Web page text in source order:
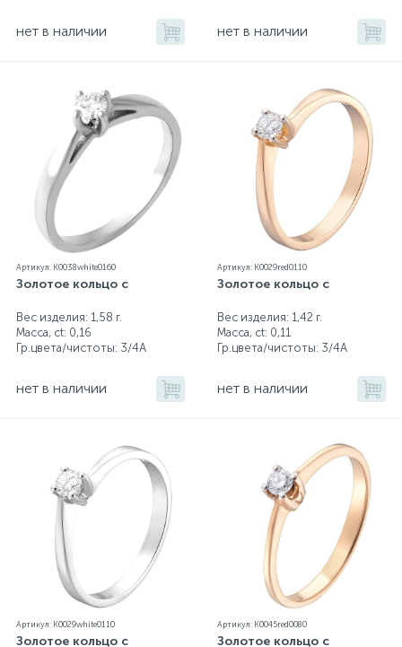
нет в наличии нет в наличии
Артикул: K0038white0160
Золотое кольцо с
Вес изделия: 1,58 г.
Масса, ct: 0,16
Гр.цвета/чистоты: 3/4А
нет в наличии
Артикул: K0029red0110
Золотое кольцо с
Вес изделия: 1,42 г.
Масса, ct: 0,11
Гр.цвета/чистоты: 3/4А
нет в наличии
Артикул: K0029white0110
Золотое кольцо с
Артикул: K0045red0080
Золотое кольцо с